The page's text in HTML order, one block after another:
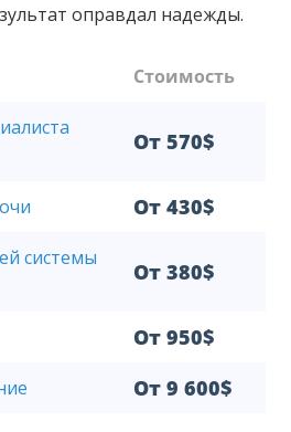
оправдал надежды.
Стоимость
От 570$
От 430$
системы
От 380$
От 950$
От 9 600$